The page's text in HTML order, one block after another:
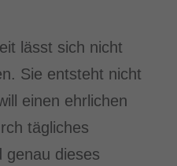
lässt sich nicht
Sie entsteht nicht
einen ehrlichen
tägliches
genau dieses